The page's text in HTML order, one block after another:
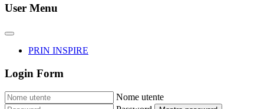
User Menu
PRIN INSPIRE
Login Form
Nome utente